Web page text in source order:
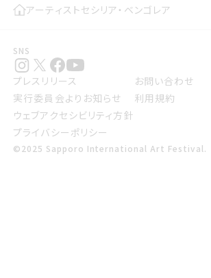
アーティストセシリア・ベンゴレア
SNS
プレスリリース
実行委員会よりお知らせ
ウェブアクセシビリティ方針
プライバシーポリシー
お問い合わせ
利用規約
©2025 Sapporo International Art Festival.